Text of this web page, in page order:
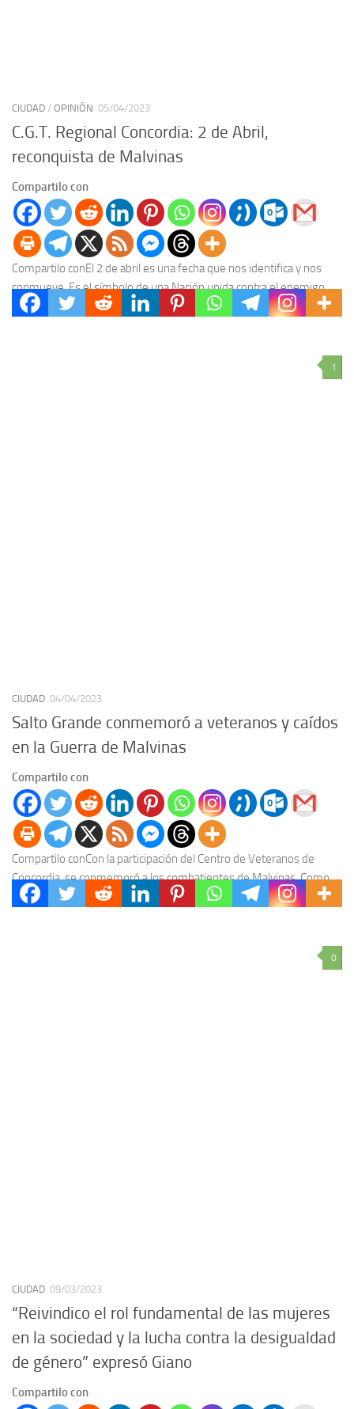
CIUDAD / OPINIÓN 05/04/2023
C.G.T. Regional Concordia: 2 de Abril,
reconquista de Malvinas
Compartilo con
Compartilo conEl 2 de abril es una fecha que nos identifica y nos
conmueve. Es el símbolo de una Nación unida contra el enemigo
invasor....
1
CIUDAD 04/04/2023
Salto Grande conmemoró a veteranos y caídos
en la Guerra de Malvinas
Compartilo con
Compartilo conCon la participación del Centro de Veteranos de
Concordia, se conmemoró a los combatientes de Malvinas. Como
parte de los homenajes, se estrenó el...
0
CIUDAD 09/03/2023
“Reivindico el rol fundamental de las mujeres
en la sociedad y la lucha contra la desigualdad
de género” expresó Giano
Compartilo con